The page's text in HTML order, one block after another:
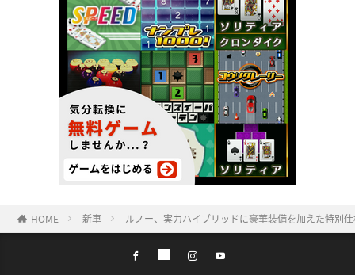
HOME 新車 ルノー、実力ハイブリッドに豪華装備を加えた特別